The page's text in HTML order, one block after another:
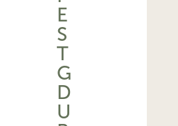
E
S
T
G
D
U